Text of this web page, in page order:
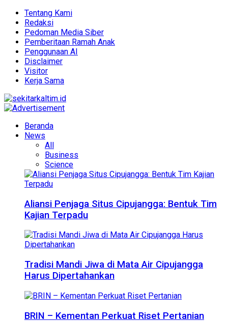
Tentang Kami
Redaksi
Pedoman Media Siber
Pemberitaan Ramah Anak
Penggunaan AI
Disclaimer
Visitor
Kerja Sama
Beranda
News
All
Business
Science
Aliansi Penjaga Situs Cipujangga: Bentuk Tim
Kajian Terpadu
Tradisi Mandi Jiwa di Mata Air Cipujangga
Harus Dipertahankan
BRIN – Kementan Perkuat Riset Pertanian